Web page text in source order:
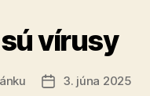
vírusy
Dátum
3. júna 2025